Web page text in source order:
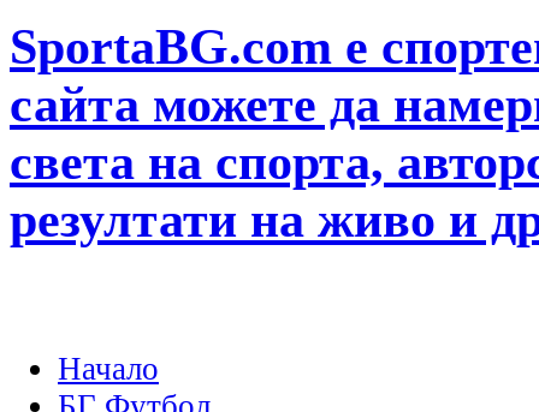
SportaBG.com е
сайта можете да
света на спорта,
резултати на живо и
Начало